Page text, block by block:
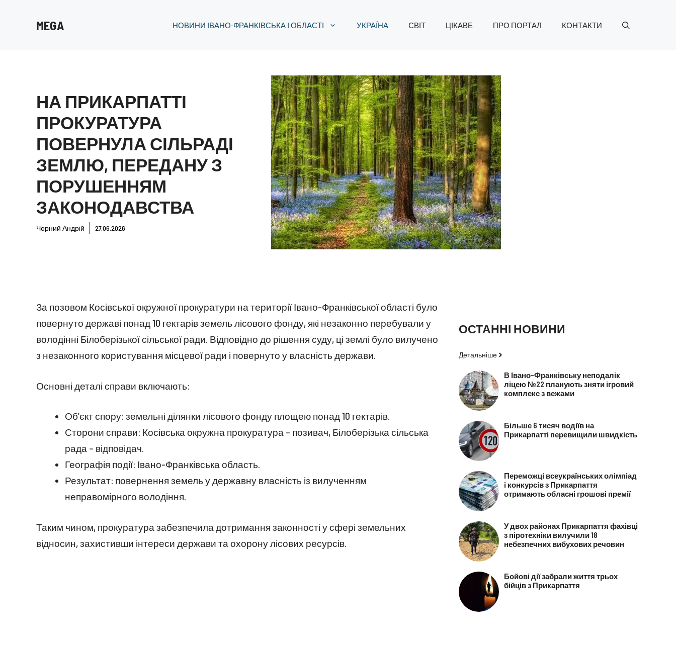
MEGA НОВИНИ ІВАНО-ФРАНКІВСЬКА І ОБЛАСТІ УКРАЇНА СВІТ ЦІКАВЕ ПРО ПОРТАЛ КОНТАКТИ
НА ПРИКАРПАТТІ
ПРОКУРАТУРА
ПОВЕРНУЛА СІЛЬРАДІ
ЗЕМЛЮ, ПЕРЕДАНУ З
ПОРУШЕННЯМ
ЗАКОНОДАВСТВА
Чорний Андрій 27.06.2026
За позовом Косівської окружної прокуратури на території Івано-Франківської області було
повернуто державі понад 10 гектарів земель лісового фонду, які незаконно перебували у
володінні Білоберізької сільської ради. Відповідно до рішення суду, ці землі було вилучено
з незаконного користування місцевої ради і повернуто у власність держави.
Основні деталі справи включають:
Об’єкт спору: земельні ділянки лісового фонду площею понад 10 гектарів.
Сторони справи: Косівська окружна прокуратура – позивач, Білоберізька сільська
рада – відповідач.
Географія події: Івано-Франківська область.
Результат: повернення земель у державну власність із вилученням
неправомірного володіння.
Таким чином, прокуратура забезпечила дотримання законності у сфері земельних
відносин, захистивши інтереси держави та охорону лісових ресурсів.
ОСТАННІ НОВИНИ
Детальніше
В Івано-Франківську неподалік
ліцею №22 планують зняти ігровий
комплекс з вежами
Більше 6 тисяч водіїв на
Прикарпатті перевищили швидкість
Переможці всеукраїнських олімпіад
і конкурсів з Прикарпаття
отримають обласні грошові премії
У двох районах Прикарпаття фахівці
з піротехніки вилучили 18
небезпечних вибухових речовин
Бойові дії забрали життя трьох
бійців з Прикарпаття